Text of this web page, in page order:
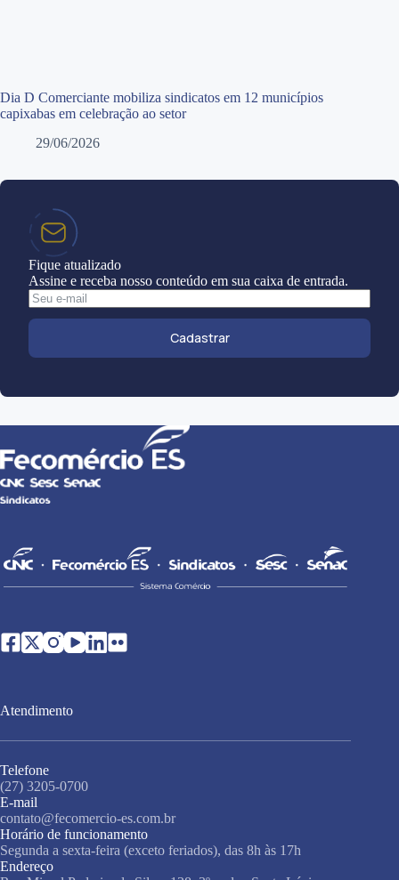
Dia D Comerciante mobiliza sindicatos em 12 municípios
capixabas em celebração ao setor
29/06/2026
Fique atualizado
Assine e receba nosso conteúdo em sua caixa de entrada.
Cadastrar
Atendimento
Telefone
(27) 3205-0700
E-mail
contato@fecomercio-es.com.br
Horário de funcionamento
Segunda a sexta-feira (exceto feriados), das 8h às 17h
Endereço